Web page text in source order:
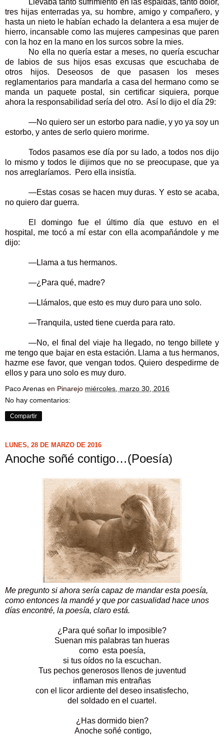
Llevaba tanto sufrimiento en las espaldas, tanto dolor,
tres hijas enterradas ya, su hombre, amigo y compañero, y
hasta un nieto le habían echado la delantera a esa mujer de
hierro, incansable como las mujeres campesinas que paren
con la hoz en la mano en los surcos sobre la mies.
No ella no quería estar a meses, no quería escuchar
de labios de sus hijos esas excusas que escuchaba de
otros hijos. Deseosos de que pasasen los meses
reglamentarios para mandarla a casa del hermano como se
manda un paquete postal, sin certificar siquiera, porque
ahora la responsabilidad sería del otro. Así lo dijo el día 29:
—No quiero ser un estorbo para nadie, y yo ya soy un
estorbo, y antes de serlo quiero morirme.
Todos pasamos ese día por su lado, a todos nos dijo
lo mismo y todos le dijimos que no se preocupase, que ya
nos arreglaríamos. Pero ella insistía.
—Estas cosas se hacen muy duras. Y esto se acaba,
no quiero dar guerra.
El domingo fue el último día que estuvo en el
hospital, me tocó a mí estar con ella acompañándole y me
dijo:
—Llama a tus hermanos.
—¿Para qué, madre?
—Llámalos, que esto es muy duro para uno solo.
—Tranquila, usted tiene cuerda para rato.
—No, el final del viaje ha llegado, no tengo billete y
me tengo que bajar en esta estación. Llama a tus hermanos,
hazme ese favor, que vengan todos. Quiero despedirme de
ellos y para uno solo es muy duro.
Paco Arenas en Pinarejo miércoles, marzo 30, 2016
No hay comentarios:
Compartir
LUNES, 28 DE MARZO DE 2016
Anoche soñé contigo…(Poesía)
Me pregunto si ahora sería capaz de mandar esta poesía,
como entonces la mandé y que por casualidad hace unos
días encontré, la poesía, claro está.
¿Para qué soñar lo imposible?
Suenan mis palabras tan hueras
como esta poesía,
si tus oídos no la escuchan.
Tus pechos generosos llenos de juventud
inflaman mis entrañas
con el licor ardiente del deseo insatisfecho,
del soldado en el cuartel.
¿Has dormido bien?
Anoche soñé contigo,